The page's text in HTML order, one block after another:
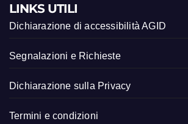
LINKS UTILI
Dichiarazione di accessibilità AGID
Segnalazioni e Richieste
Dichiarazione sulla Privacy
Termini e condizioni